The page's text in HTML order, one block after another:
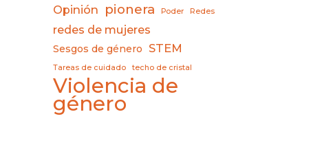
Opinión pionera Poder Redes
redes de mujeres
Sesgos de género STEM
Tareas de cuidado techo de cristal
Violencia de
género